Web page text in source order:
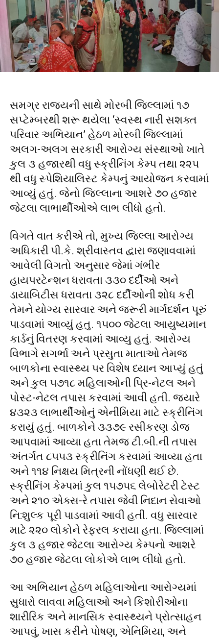
સમગ્ર રાજ્યની સાથે મોરબી જિલ્લામાં ૧૭
સપ્ટેમ્બરથી શરૂ થયેલા ‘સ્વસ્થ નારી સશક્ત
પરિવાર અભિયાન’ હેઠળ મોરબી જિલ્લામાં
અલગ-અલગ સરકારી આરોગ્ય સંસ્થાઓ ખાતે
કુલ ૩ હજારથી વધુ સ્ક્રીનિંગ કેમ્પ તથા ૨૨૫
થી વધુ સ્પેશિયાલિસ્ટ કેમ્પનું આયોજન કરવામાં
આવ્યું હતું. જેનો જિલ્લાના આશરે ૭૦ હજાર
જેટલા લાભાર્થીઓએ લાભ લીધો હતો.
વિગતે વાત કરીએ તો, મુખ્ય જિલ્લા આરોગ્ય
અધિકારી પી.કે. શ્રીવાસ્તવ દ્વારા જણાવવામાં
આવેલી વિગતો અનુસાર જેમાં ગંભીર
હાયપરટેન્શન ધરાવતા ૩૩૦ દર્દીઓ અને
ડાયાબિટીસ ધરાવતા ૩૨૮ દર્દીઓની શોધ કરી
તેમને યોગ્ય સારવાર અને જરૂરી માર્ગદર્શન પૂરું
પાડવામાં આવ્યું હતુ. ૧૫૦૦ જેટલા આયુષ્યમાન
કાર્ડનું વિતરણ કરવામાં આવ્યુ હતું. આરોગ્ય
વિભાગે સગર્ભા અને પ્રસુતા માતાઓ તેમજ
બાળકોના સ્વાસ્થ્ય પર વિશેષ ધ્યાન આપ્યું હતું
અને કુલ ૫૭૧૮ મહિલાઓની પ્રિ-નેટલ અને
પોસ્ટ-નેટલ તપાસ કરવામાં આવી હતી. જ્યારે
૪૩૨૩ લાભાર્થીઓનું એનીમિયા માટે સ્ક્રીનિંગ
કરાયું હતું. બાળકોને ૩૩૭૯ રસીકરણ ડોજ
આપવામાં આવ્યા હતા તેમજ ટી.બી.ની તપાસ
અંતર્ગત ૮૫૫૩ સ્ક્રીનિંગ કરવામાં આવ્યા હતા
અને ૧૧૪ નિક્ષય મિત્રની નોંધણી થઈ છે.
સ્ક્રીનિંગ કેમ્પમાં કુલ ૧૫૭૫૬ લેબોરેટરી ટેસ્ટ
અને ૨૧૦ એક્સ-રે તપાસ જેવી નિદાન સેવાઓ
નિ:શુલ્ક પૂરી પાડવામાં આવી હતી. વધુ સારવાર
માટે ૨૨૦ લોકોને રેફરલ કરાયા હતા. જિલ્લામાં
કુલ ૩ હજાર જેટલા આરોગ્ય કેમ્પનો આશરે
૭૦ હજાર જેટલા લોકોએ લાભ લીધો હતો.
આ અભિયાન હેઠળ મહિલાઓના આરોગ્યમાં
સુધારો લાવવા મહિલાઓ અને કિશોરીઓના
શારીરિક અને માનસિક સ્વાસ્થ્યને પ્રોત્સાહન
આપવું, ખાસ કરીને પોષણ, એનિમિયા, અને